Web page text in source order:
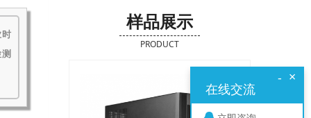
时
样品展示
PRODUCT
×
-
在线交流